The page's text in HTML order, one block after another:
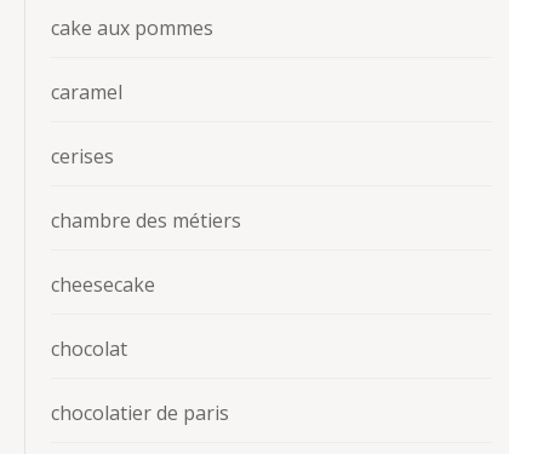
cake aux pommes
caramel
cerises
chambre des métiers
cheesecake
chocolat
chocolatier de paris